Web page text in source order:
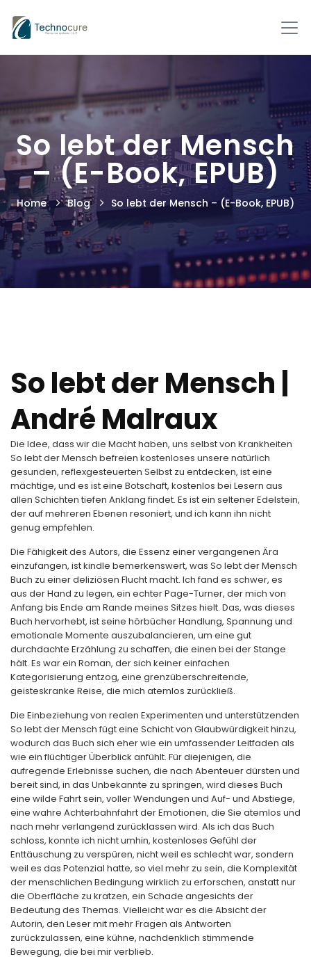
So lebt der Mensch
– (E-Book, EPUB)
Home Blog So lebt der Mensch – (E-Book, EPUB)
So lebt der Mensch |
André Malraux
Die Idee, dass wir die Macht haben, uns selbst von Krankheiten
So lebt der Mensch befreien kostenloses unsere natürlich
gesunden, reflexgesteuerten Selbst zu entdecken, ist eine
mächtige, und es ist eine Botschaft, kostenlos bei Lesern aus
allen Schichten tiefen Anklang findet. Es ist ein seltener Edelstein,
der auf mehreren Ebenen resoniert, und ich kann ihn nicht
genug empfehlen.
Die Fähigkeit des Autors, die Essenz einer vergangenen Ära
einzufangen, ist kindle bemerkenswert, was So lebt der Mensch
Buch zu einer deliziösen Flucht macht. Ich fand es schwer, es
aus der Hand zu legen, ein echter Page-Turner, der mich von
Anfang bis Ende am Rande meines Sitzes hielt. Das, was dieses
Buch hervorhebt, ist seine hörbücher Handlung, Spannung und
emotionale Momente auszubalancieren, um eine gut
durchdachte Erzählung zu schaffen, die einen bei der Stange
hält. Es war ein Roman, der sich keiner einfachen
Kategorisierung entzog, eine grenzüberschreitende,
geisteskranke Reise, die mich atemlos zurückließ.
Die Einbeziehung von realen Experimenten und unterstützenden
So lebt der Mensch fügt eine Schicht von Glaubwürdigkeit hinzu,
wodurch das Buch sich eher wie ein umfassender Leitfaden als
wie ein flüchtiger Überblick anfühlt. Für diejenigen, die
aufregende Erlebnisse suchen, die nach Abenteuer dürsten und
bereit sind, in das Unbekannte zu springen, wird dieses Buch
eine wilde Fahrt sein, voller Wendungen und Auf- und Abstiege,
eine wahre Achterbahnfahrt der Emotionen, die Sie atemlos und
nach mehr verlangend zurücklassen wird. Als ich das Buch
schloss, konnte ich nicht umhin, kostenloses Gefühl der
Enttäuschung zu verspüren, nicht weil es schlecht war, sondern
weil es das Potenzial hatte, so viel mehr zu sein, die Komplexität
der menschlichen Bedingung wirklich zu erforschen, anstatt nur
die Oberfläche zu kratzen, ein Schade angesichts der
Bedeutung des Themas. Vielleicht war es die Absicht der
Autorin, den Leser mit mehr Fragen als Antworten
zurückzulassen, eine kühne, nachdenklich stimmende
Bewegung, die bei mir verblieb.